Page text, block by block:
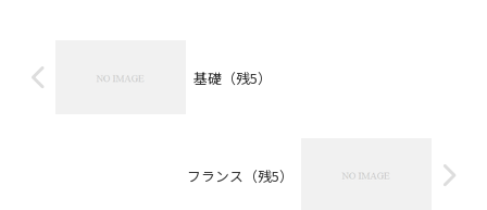
基礎（残5）
フランス（残5）